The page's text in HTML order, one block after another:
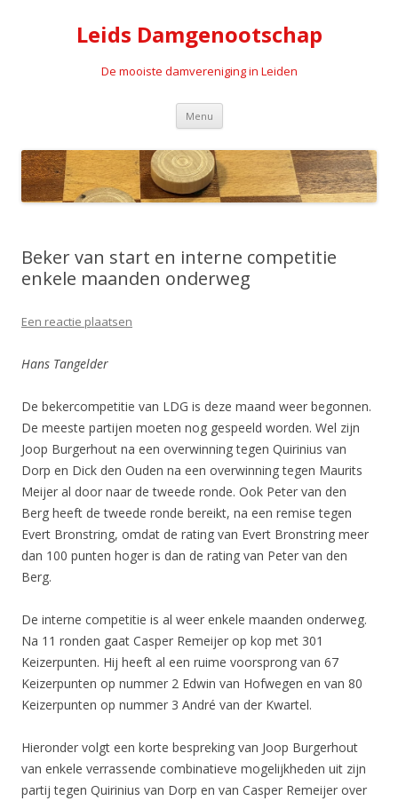
Leids Damgenootschap
De mooiste damvereniging in Leiden
Menu Spring naar de inhoud
Beker van start en interne competitie
enkele maanden onderweg
Een reactie plaatsen
Hans Tangelder
De bekercompetitie van LDG is deze maand weer begonnen.
De meeste partijen moeten nog gespeeld worden. Wel zijn
Joop Burgerhout na een overwinning tegen Quirinius van
Dorp en Dick den Ouden na een overwinning tegen Maurits
Meijer al door naar de tweede ronde. Ook Peter van den
Berg heeft de tweede ronde bereikt, na een remise tegen
Evert Bronstring, omdat de rating van Evert Bronstring meer
dan 100 punten hoger is dan de rating van Peter van den
Berg.
De interne competitie is al weer enkele maanden onderweg.
Na 11 ronden gaat Casper Remeijer op kop met 301
Keizerpunten. Hij heeft al een ruime voorsprong van 67
Keizerpunten op nummer 2 Edwin van Hofwegen en van 80
Keizerpunten op nummer 3 André van der Kwartel.
Hieronder volgt een korte bespreking van Joop Burgerhout
van enkele verrassende combinatieve mogelijkheden uit zijn
partij tegen Quirinius van Dorp en van Casper Remeijer over